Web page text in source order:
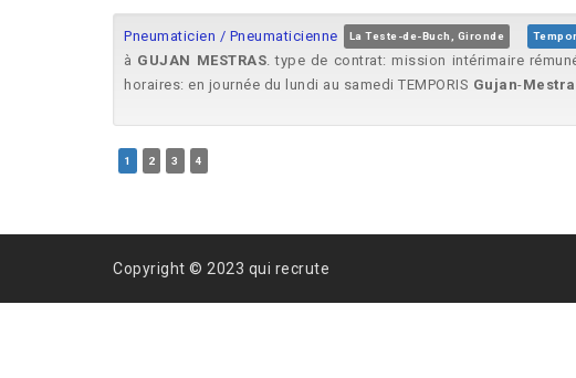
Pneumaticien / Pneumaticienne La Teste-de-Buch, Gironde
à GUJAN MESTRAS. type de contrat: mission intérimaire
horaires: en journée du lundi au samedi TEMPORIS Gujan-
1 2 3 4
Copyright © 2023 qui recrute